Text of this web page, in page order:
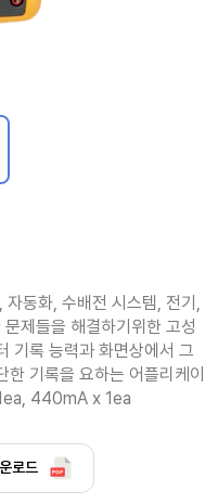
동화, 수배전 시스템, 전기,
제들을 해결하기위한 고성
기록 능력과 화면상에서 그
기록을 요하는 어플리케이
440mA x 1ea
로드